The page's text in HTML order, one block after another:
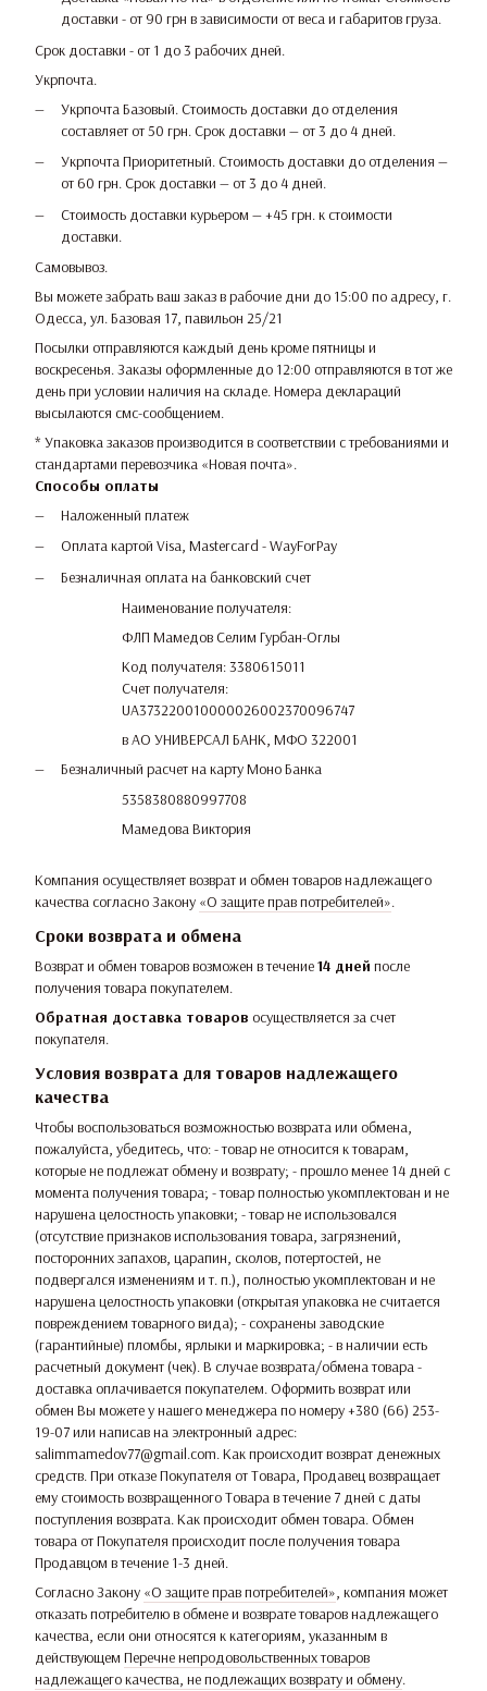
доставки - от 90 грн в зависимости от веса и габаритов груза.
Срок доставки - от 1 до 3 рабочих дней.
Укрпочта.
Укрпочта Базовый. Стоимость доставки до отделения
составляет от 50 грн. Срок доставки — от 3 до 4 дней.
Укрпочта Приоритетный. Стоимость доставки до отделения —
от 60 грн. Срок доставки — от 3 до 4 дней.
Стоимость доставки курьером — +45 грн. к стоимости
доставки.
Самовывоз.
Вы можете забрать ваш заказ в рабочие дни до 15:00 по адресу, г.
Одесса, ул. Базовая 17, павильон 25/21
Посылки отправляются каждый день кроме пятницы и
воскресенья. Заказы оформленные до 12:00 отправляются в тот же
день при условии наличия на складе. Номера деклараций
высылаются смс-сообщением.
* Упаковка заказов производится в соответствии с требованиями и
стандартами перевозчика «Новая почта».
Способы оплаты
Наложенный платеж
Оплата картой Visa, Mastercard - WayForPay
Безналичная оплата на банковский счет
Наименование получателя:
ФЛП Мамедов Селим Гурбан-Оглы
Код получателя: 3380615011
Счет получателя:
UA373220010000026002370096747
в АО УНИВЕРСАЛ БАНК, МФО 322001
Безналичный расчет на карту Моно Банка
5358380880997708
Мамедова Виктория
Компания осуществляет возврат и обмен товаров надлежащего
качества согласно Закону «О защите прав потребителей».
Сроки возврата и обмена
Возврат и обмен товаров возможен в течение14 дней после
получения товара покупателем.
Обратная доставка товаров осуществляется за счет
покупателя.
Условия возврата для товаров надлежащего
качества
Чтобы воспользоваться возможностью возврата или обмена,
пожалуйста, убедитесь, что: - товар не относится к товарам,
которые не подлежат обмену и возврату; - прошло менее 14 дней с
момента получения товара; - товар полностью укомплектован и не
нарушена целостность упаковки; - товар не использовался
(отсутствие признаков использования товара, загрязнений,
посторонних запахов, царапин, сколов, потертостей, не
подвергался изменениям и т. п.), полностью укомплектован и не
нарушена целостность упаковки (открытая упаковка не считается
повреждением товарного вида); - сохранены заводские
(гарантийные) пломбы, ярлыки и маркировка; - в наличии есть
расчетный документ (чек). В случае возврата/обмена товара -
доставка оплачивается покупателем. Оформить возврат или
обмен Вы можете у нашего менеджера по номеру +380 (66) 253-
19-07 или написав на электронный адрес:
salimmamedov77@gmail.com. Как происходит возврат денежных
средств. При отказе Покупателя от Товара, Продавец возвращает
ему стоимость возвращенного Товара в течение 7 дней с даты
поступления возврата. Как происходит обмен товара. Обмен
товара от Покупателя происходит после получения товара
Продавцом в течение 1-3 дней.
Согласно Закону «О защите прав потребителей», компания может
отказать потребителю в обмене и возврате товаров надлежащего
качества, если они относятся к категориям, указанным в
действующем Перечне непродовольственных товаров
надлежащего качества, не подлежащих возврату и обмену.